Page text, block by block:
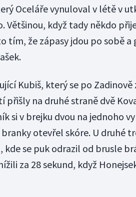
Oceláře vynuloval v létě v
Většinou, když tady někdo
tím, že zápasy jdou po sobě a
Kubiš, který se po
přišly na druhé straně dvě
si v brejku dvou na jednoho
otevřel skóre. U druhé
se puk odrazil od brusle
za 28 sekund, když